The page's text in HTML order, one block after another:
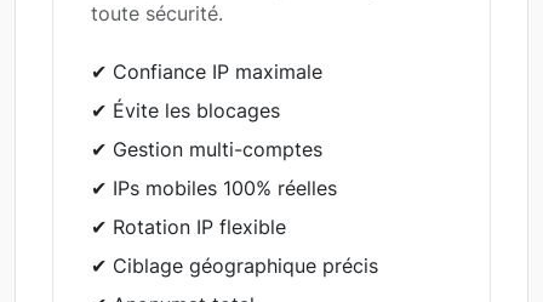
toute sécurité.
✔ Confiance IP maximale
✔ Évite les blocages
✔ Gestion multi-comptes
✔ IPs mobiles 100% réelles
✔ Rotation IP flexible
✔ Ciblage géographique précis